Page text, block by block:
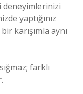
yaptığınız
karışımla aynı
farklı